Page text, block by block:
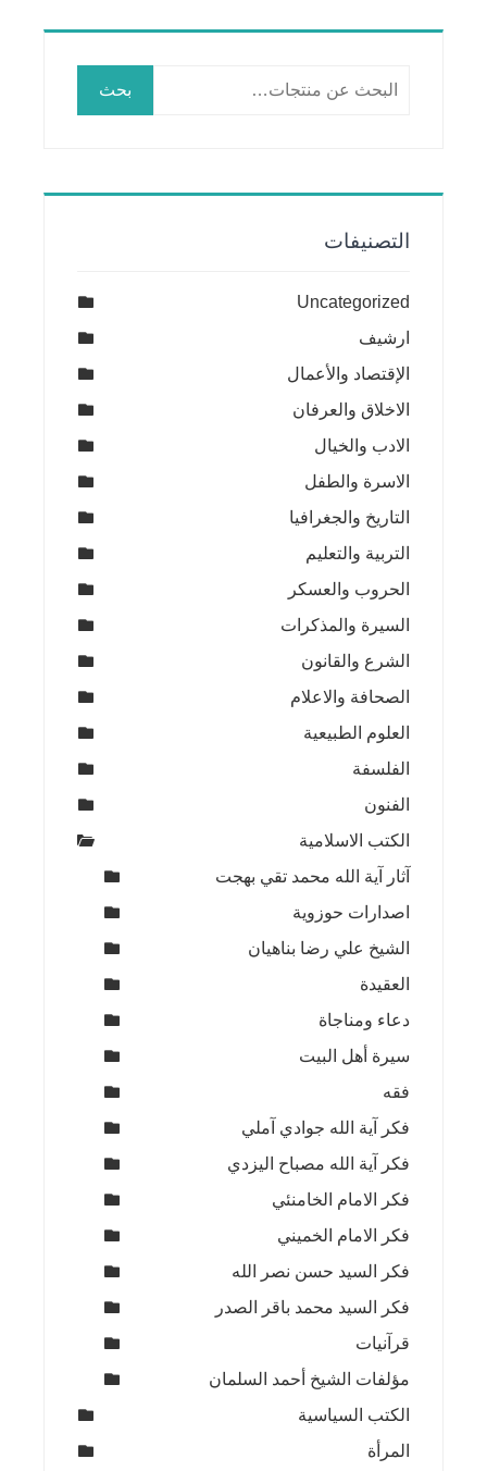
بحث
التصنيفات
Uncategorized
ارشيف
الإقتصاد والأعمال
الاخلاق والعرفان
الادب والخيال
الاسرة والطفل
التاريخ والجغرافيا
التربية والتعليم
الحروب والعسكر
السيرة والمذكرات
الشرع والقانون
الصحافة والاعلام
العلوم الطبيعية
الفلسفة
الفنون
الكتب الاسلامية
آثار آية الله محمد تقي بهجت
اصدارات حوزوية
الشيخ علي رضا بناهيان
العقيدة
دعاء ومناجاة
سيرة أهل البيت
فقه
فكر آية الله جوادي آملي
فكر آية الله مصباح اليزدي
فكر الامام الخامنئي
فكر الامام الخميني
فكر السيد حسن نصر الله
فكر السيد محمد باقر الصدر
قرآنيات
مؤلفات الشيخ أحمد السلمان
الكتب السياسية
المرأة